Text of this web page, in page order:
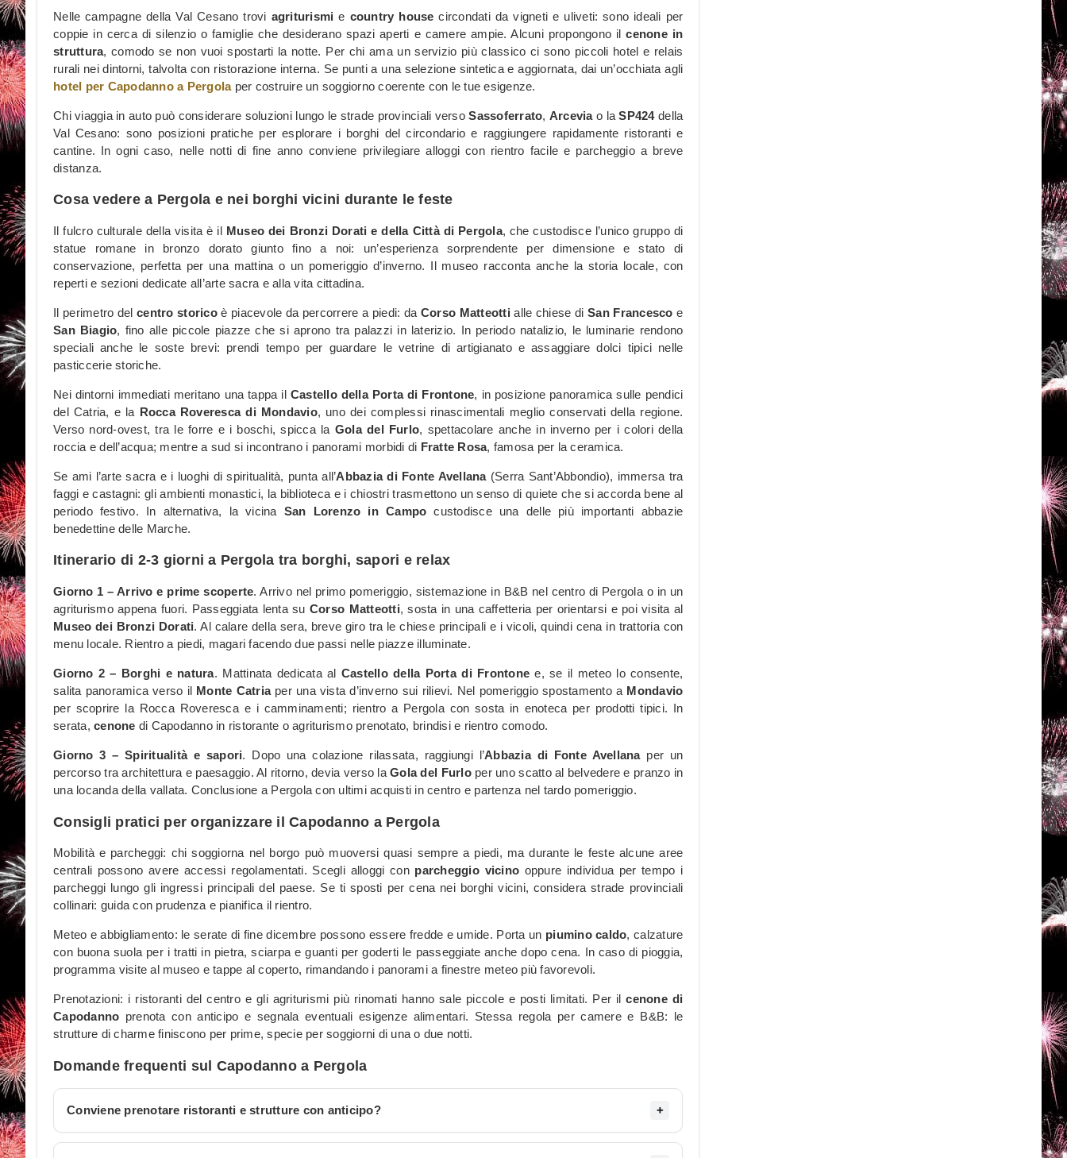
Nelle campagne della Val Cesano trovi agriturismi e country house circondati da vigneti e uliveti: sono ideali per
coppie in cerca di silenzio o famiglie che desiderano spazi aperti e camere ampie. Alcuni propongono ilcenone in
struttura, comodo se non vuoi spostarti la notte. Per chi ama un servizio più classico ci sono piccoli hotel e relais
rurali nei dintorni, talvolta con ristorazione interna. Se punti a una selezione sintetica e aggiornata, dai un’occhiata agli
hotel per Capodanno a Pergolaper costruire un soggiorno coerente con le tue esigenze.
Chi viaggia in auto può considerare soluzioni lungo le strade provinciali versoSassoferrato, Arceviao laSP424della
Val Cesano: sono posizioni pratiche per esplorare i borghi del circondario e raggiungere rapidamente ristoranti e
cantine. In ogni caso, nelle notti di fine anno conviene privilegiare alloggi con rientro facile e parcheggio a breve
distanza.
Cosa vedere a Pergola e nei borghi vicini durante le feste
Il fulcro culturale della visita è il Museo dei Bronzi Dorati e della Città di Pergola, che custodisce l’unico gruppo di
statue romane in bronzo dorato giunto fino a noi: un’esperienza sorprendente per dimensione e stato di
conservazione, perfetta per una mattina o un pomeriggio d’inverno. Il museo racconta anche la storia locale, con
reperti e sezioni dedicate all’arte sacra e alla vita cittadina.
Il perimetro delcentro storicoè piacevole da percorrere a piedi: da Corso Matteotti alle chiese diSan Francesco e
San Biagio, fino alle piccole piazze che si aprono tra palazzi in laterizio. In periodo natalizio, le luminarie rendono
speciali anche le soste brevi: prendi tempo per guardare le vetrine di artigianato e assaggiare dolci tipici nelle
pasticcerie storiche.
Nei dintorni immediati meritano una tappa il Castello della Porta di Frontone, in posizione panoramica sulle pendici
del Catria, e la Rocca Roveresca di Mondavio, uno dei complessi rinascimentali meglio conservati della regione.
Verso nord-ovest, tra le forre e i boschi, spicca la Gola del Furlo, spettacolare anche in inverno per i colori della
roccia e dell’acqua; mentre a sud si incontrano i panorami morbidi di Fratte Rosa, famosa per la ceramica.
Se ami l’arte sacra e i luoghi di spiritualità, punta all’Abbazia di Fonte Avellana(Serra Sant’Abbondio), immersa tra
faggi e castagni: gli ambienti monastici, la biblioteca e i chiostri trasmettono un senso di quiete che si accorda bene al
periodo festivo. In alternativa, la vicina San Lorenzo in Campo custodisce una delle più importanti abbazie
benedettine delle Marche.
Itinerario di 2-3 giorni a Pergola tra borghi, sapori e relax
Giorno 1 – Arrivo e prime scoperte. Arrivo nel primo pomeriggio, sistemazione in B&B nel centro di Pergola o in un
agriturismo appena fuori. Passeggiata lenta su Corso Matteotti, sosta in una caffetteria per orientarsi e poi visita al
Museo dei Bronzi Dorati. Al calare della sera, breve giro tra le chiese principali e i vicoli, quindi cena in trattoria con
menu locale. Rientro a piedi, magari facendo due passi nelle piazze illuminate.
Giorno 2 – Borghi e natura. Mattinata dedicata al Castello della Porta di Frontone e, se il meteo lo consente,
salita panoramica verso il Monte Catriaper una vista d’inverno sui rilievi. Nel pomeriggio spostamento a Mondavio
per scoprire la Rocca Roveresca e i camminamenti; rientro a Pergola con sosta in enoteca per prodotti tipici. In
serata, cenone di Capodanno in ristorante o agriturismo prenotato, brindisi e rientro comodo.
Giorno 3 – Spiritualità e sapori. Dopo una colazione rilassata, raggiungi l’Abbazia di Fonte Avellanaper un
percorso tra architettura e paesaggio. Al ritorno, devia verso laGola del Furloper uno scatto al belvedere e pranzo in
una locanda della vallata. Conclusione a Pergola con ultimi acquisti in centro e partenza nel tardo pomeriggio.
Consigli pratici per organizzare il Capodanno a Pergola
Mobilità e parcheggi: chi soggiorna nel borgo può muoversi quasi sempre a piedi, ma durante le feste alcune aree
centrali possono avere accessi regolamentati. Scegli alloggi con parcheggio vicino oppure individua per tempo i
parcheggi lungo gli ingressi principali del paese. Se ti sposti per cena nei borghi vicini, considera strade provinciali
collinari: guida con prudenza e pianifica il rientro.
Meteo e abbigliamento: le serate di fine dicembre possono essere fredde e umide. Porta un piumino caldo, calzature
con buona suola per i tratti in pietra, sciarpa e guanti per goderti le passeggiate anche dopo cena. In caso di pioggia,
programma visite al museo e tappe al coperto, rimandando i panorami a finestre meteo più favorevoli.
Prenotazioni: i ristoranti del centro e gli agriturismi più rinomati hanno sale piccole e posti limitati. Per ilcenone di
Capodanno prenota con anticipo e segnala eventuali esigenze alimentari. Stessa regola per camere e B&B: le
strutture di charme finiscono per prime, specie per soggiorni di una o due notti.
Domande frequenti sul Capodanno a Pergola
Conviene prenotare ristoranti e strutture con anticipo?